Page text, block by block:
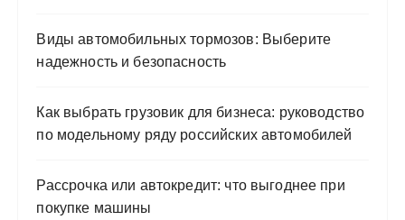
Виды автомобильных тормозов: Выберите
надежность и безопасность
Как выбрать грузовик для бизнеса: руководство
по модельному ряду российских автомобилей
Рассрочка или автокредит: что выгоднее при
покупке машины